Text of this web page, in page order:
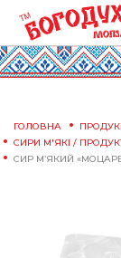
ГОЛОВНА
СИРИ М'ЯКІ /
СИР М’ЯКИЙ